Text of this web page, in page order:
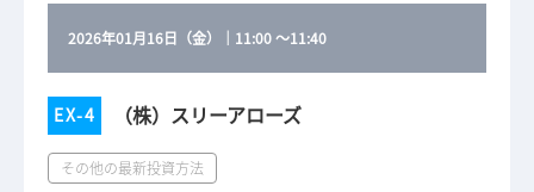
2026年01月16日（金） 11:00～11:40
EX-4 （株）スリーアローズ
その他の最新投資方法